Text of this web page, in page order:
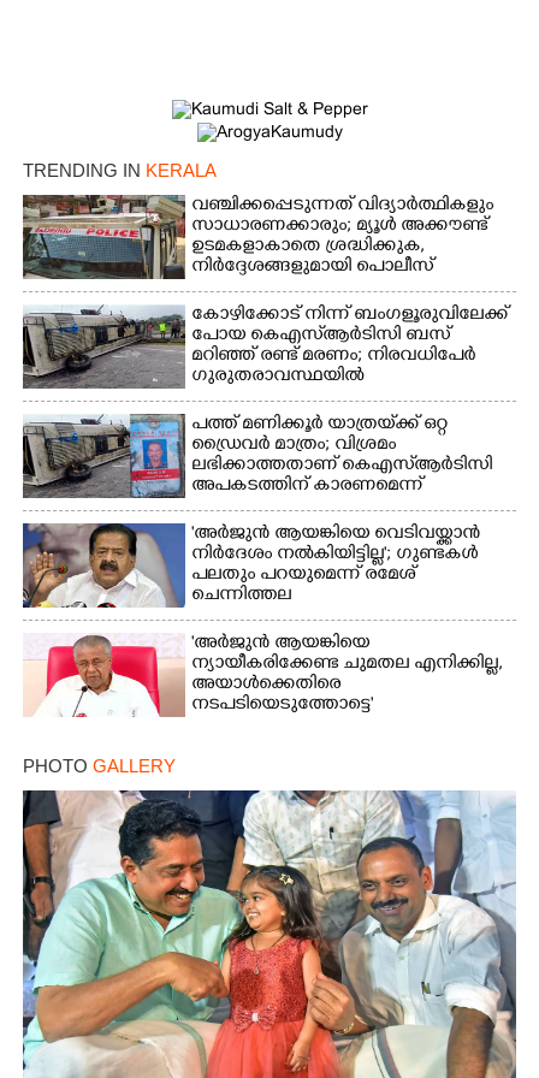
TRENDING IN KERALA
വഞ്ചിക്കപ്പെടുന്നത് വിദ്യാർത്ഥികളും
സാധാരണക്കാരും; മ്യൂൾ അക്കൗണ്ട്
ഉടമകളാകാതെ ശ്രദ്ധിക്കുക,
നിർദ്ദേശങ്ങളുമായി പൊലീസ്
കോഴിക്കോട് നിന്ന് ബംഗളൂരുവിലേക്ക്
പോയ കെഎസ്‌ആർടിസി ബസ്
മറിഞ്ഞ് രണ്ട് മരണം; നിരവധിപേർ
ഗുരുതരാവസ്ഥയിൽ
പത്ത് മണിക്കൂർ യാത്രയ്‌ക്ക് ഒറ്റ
ഡ്രൈവർ മാത്രം; വിശ്രമം
ലഭിക്കാത്തതാണ് കെഎസ്‌ആർടിസി
അപകടത്തിന് കാരണമെന്ന്
വിമർശനം
'അർജുൻ ആയങ്കിയെ വെടിവയ്ക്കാൻ
നിർദേശം നൽകിയിട്ടില്ല'; ഗുണ്ടകൾ
പലതും പറയുമെന്ന് രമേശ്
ചെന്നിത്തല
'അർജുൻ ആയങ്കിയെ
ന്യായീകരിക്കേണ്ട ചുമതല എനിക്കില്ല,
അയാൾക്കെതിരെ
നടപടിയെടുത്തോട്ടെ'
PHOTO GALLERY